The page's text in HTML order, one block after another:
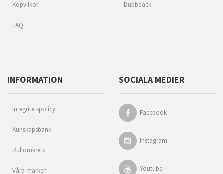
Köpvilkor
FAQ
Dubbdäck
INFORMATION
Integritetspolicy
Kunskapsbank
Rullomkrets
Våra märken
SOCIALA MEDIER
Facebook
Instagram
Youtube